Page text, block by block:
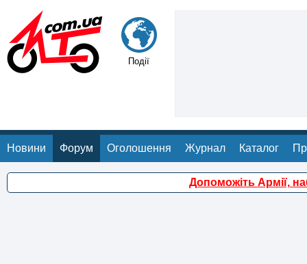
Події
Новини Форум Оголошення Журнал Каталог
Допоможіть Армії,